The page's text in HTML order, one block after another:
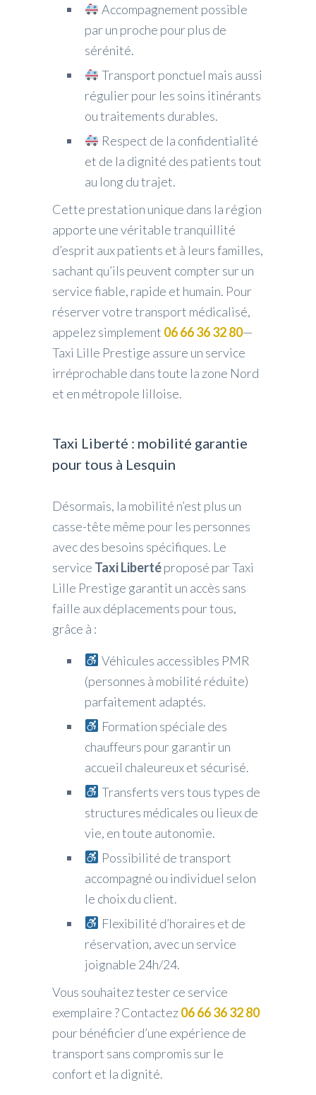
Accompagnement possible
par un proche pour plus de
sérénité.
Transport ponctuel mais aussi
régulier pour les soins itinérants
ou traitements durables.
Respect de la confidentialité
et de la dignité des patients tout
au long du trajet.
Cette prestation unique dans la région
apporte une véritable tranquillité
d’esprit aux patients et à leurs familles,
sachant qu’ils peuvent compter sur un
service fiable, rapide et humain. Pour
réserver votre transport médicalisé,
appelez simplement 06 66 36 32 80—
Taxi Lille Prestige assure un service
irréprochable dans toute la zone Nord
et en métropole lilloise.
Taxi Liberté : mobilité garantie
pour tous à Lesquin
Désormais, la mobilité n’est plus un
casse-tête même pour les personnes
avec des besoins spécifiques. Le
service Taxi Libertéproposé par Taxi
Lille Prestige garantit un accès sans
faille aux déplacements pour tous,
grâce à :
Véhicules accessibles PMR
(personnes à mobilité réduite)
parfaitement adaptés.
Formation spéciale des
chauffeurs pour garantir un
accueil chaleureux et sécurisé.
Transferts vers tous types de
structures médicales ou lieux de
vie, en toute autonomie.
Possibilité de transport
accompagné ou individuel selon
le choix du client.
Flexibilité d’horaires et de
réservation, avec un service
joignable 24h/24.
Vous souhaitez tester ce service
exemplaire ? Contactez06 66 36 32 80
pour bénéficier d’une expérience de
transport sans compromis sur le
confort et la dignité.